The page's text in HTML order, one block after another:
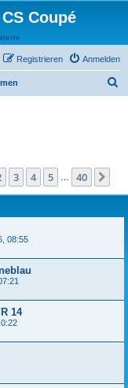
Coupé
Anmelden
Registrieren
40
3 4 5 40
08:55
14